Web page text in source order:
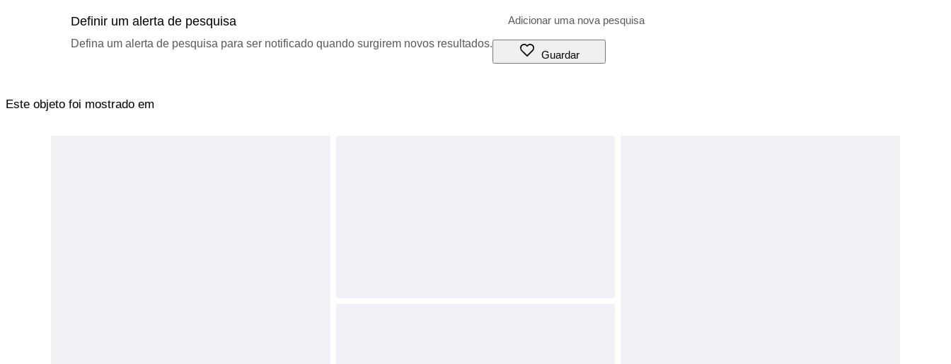
Definir um alerta de pesquisa
Defina um alerta de pesquisa para ser notificado quando surgirem novos resultados.
Guardar
Este objeto foi mostrado em